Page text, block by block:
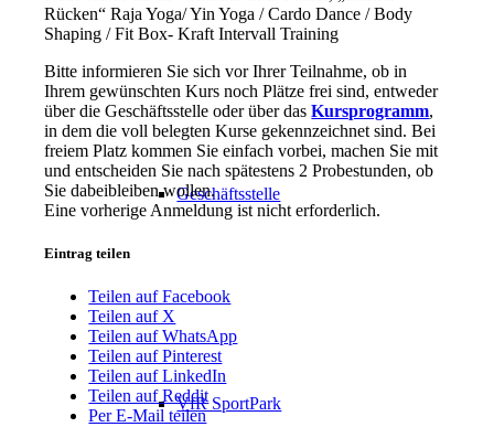
Geschäftsstelle
VfR SportPark
Rücken“ Raja Yoga/ Yin Yoga / Cardo Dance / Body
Shaping / Fit Box- Kraft Intervall Training
Bitte informieren Sie sich vor Ihrer Teilnahme, ob in
Ihrem gewünschten Kurs noch Plätze frei sind, entweder
über die Geschäftsstelle oder über dasKursprogramm,
in dem die voll belegten Kurse gekennzeichnet sind. Bei
freiem Platz kommen Sie einfach vorbei, machen Sie mit
und entscheiden Sie nach spätestens 2 Probestunden, ob
Sie dabeibleiben wollen.
Eine vorherige Anmeldung ist nicht erforderlich.
Eintrag teilen
Teilen auf Facebook
Teilen auf X
Teilen auf WhatsApp
Teilen auf Pinterest
Teilen auf LinkedIn
Teilen auf Reddit
Per E-Mail teilen